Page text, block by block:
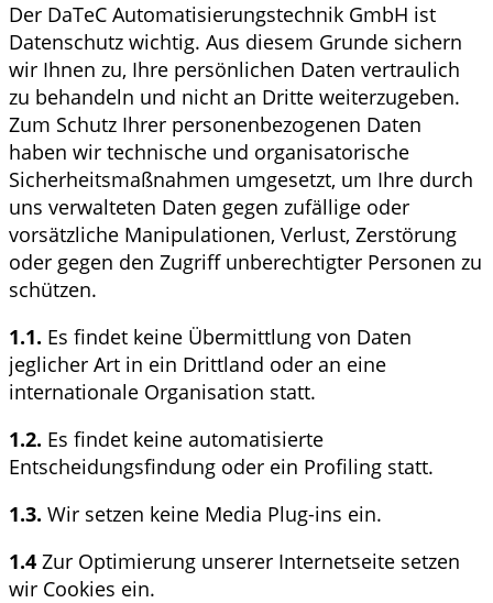
Der DaTeC Automatisierungstechnik GmbH ist
Datenschutz wichtig. Aus diesem Grunde sichern
wir Ihnen zu, Ihre persönlichen Daten vertraulich
zu behandeln und nicht an Dritte weiterzugeben.
Zum Schutz Ihrer personenbezogenen Daten
haben wir technische und organisatorische
Sicherheitsmaßnahmen umgesetzt, um Ihre durch
uns verwalteten Daten gegen zufällige oder
vorsätzliche Manipulationen, Verlust, Zerstörung
oder gegen den Zugriff unberechtigter Personen zu
schützen.
1.1. Es findet keine Übermittlung von Daten
jeglicher Art in ein Drittland oder an eine
internationale Organisation statt.
1.2. Es findet keine automatisierte
Entscheidungsfindung oder ein Profiling statt.
1.3. Wir setzen keine Media Plug-ins ein.
1.4 Zur Optimierung unserer Internetseite setzen
wir Cookies ein.